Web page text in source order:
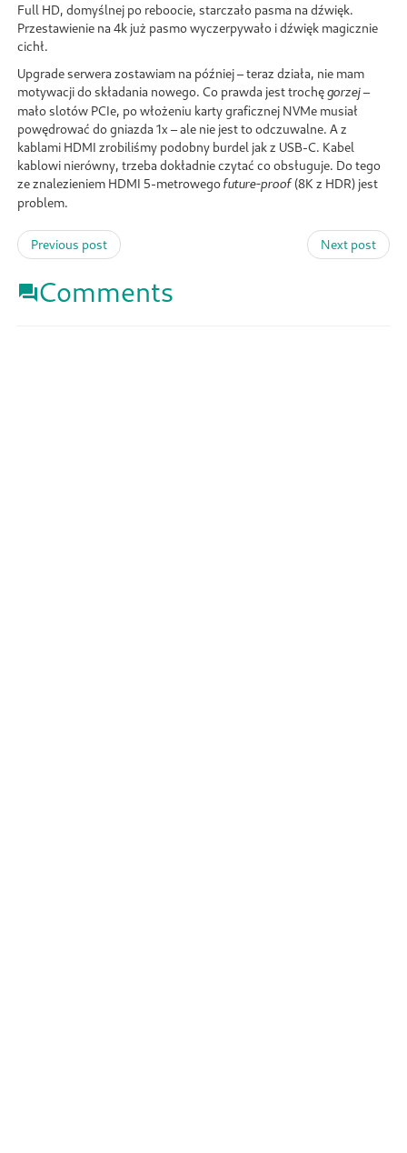
Full HD, domyślnej po reboocie, starczało pasma na dźwięk.
Przestawienie na 4k już pasmo wyczerpywało i dźwięk magicznie
cichł.
Upgrade serwera zostawiam na później – teraz działa, nie mam
motywacji do składania nowego. Co prawda jest trochęgorzej–
mało slotów PCIe, po włożeniu karty graficznej NVMe musiał
powędrować do gniazda 1x – ale nie jest to odczuwalne. A z
kablami HDMI zrobiliśmy podobny burdel jak z USB-C. Kabel
kablowi nierówny, trzeba dokładnie czytać co obsługuje. Do tego
ze znalezieniem HDMI 5-metrowegofuture-proof(8K z HDR) jest
problem.
Previous post Next post
Comments